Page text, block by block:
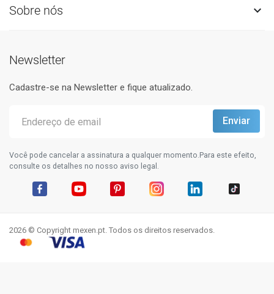
Sobre nós 
Newsletter
Cadastre-se na Newsletter e fique atualizado.
Você pode cancelar a assinatura a qualquer momento.Para este efeito,
consulte os detalhes no nosso aviso legal.
2026 © Copyright mexen.pt. Todos os direitos reservados.